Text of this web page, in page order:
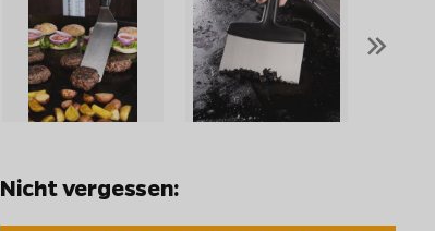
»
Nicht vergessen: